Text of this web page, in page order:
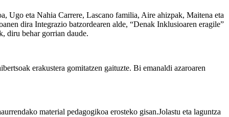
Ugo eta Nahia Carrere, Lascano familia, Aire ahizpak, Maitena eta
dira Integrazio batzordearen alde, “Denak Inklusioaren eragile”
diru behar gorrian daude.
erakustera gomitatzen gaituzte. Bi emanaldi azaroaren
material pedagogikoa erosteko gisan.Jolastu eta laguntza